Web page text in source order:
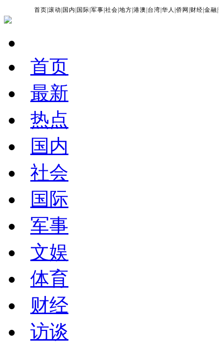
首页 |滚动 国内 国际 |军事 |社会 |地方 |港澳 台湾 |华人 |侨网 财经 |金融 |
首页
最新
热点
国内
社会
国际
军事
文娱
体育
财经
访谈